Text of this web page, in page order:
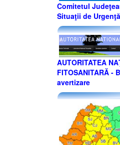
Comitetul
Situaţii de
AUTORITATEA
FITOSANITARĂ -
avertizare